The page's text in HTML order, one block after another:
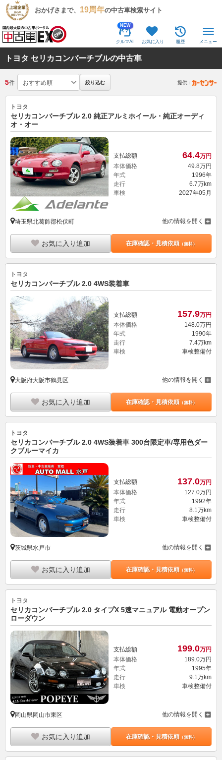
おかげさまで、 19周年の中古車検索サイト
NEW
クルマAI お気に入り 履歴 メニュー
トヨタ セリカコンバーチブルの中古車
5件 絞り込む 提供：
トヨタ
セリカコンバーチブル 2.0 純正アルミホイール・純正オーディ
オ・オー
支払総額 64.4万円
本体価格
49. 8万円
年式
1996年
走行
6.7万km
車検
2027年05月
埼玉県北葛飾郡松伏町 他の情報を開く
お気に入り追加 在庫確認・見積依頼（無料）
トヨタ
セリカコンバーチブル 2.0 4WS装着車
支払総額 157.9万円
本体価格
148.0万円
年式
1990年
走行
7.4万km
車検
車検整備付
大阪府大阪市鶴見区 他の情報を開く
お気に入り追加 在庫確認・見積依頼（無料）
トヨタ
セリカコンバーチブル 2.0 4WS装着車 300台限定車/専用色ダー
クブルーマイカ
支払総額 137.0万円
本体価格
127. 0万円
年式
1992年
走行
8.1万km
車検
車検整備付
茨城県水戸市 他の情報を開く
お気に入り追加 在庫確認・見積依頼（無料）
トヨタ
セリカコンバーチブル 2.0 タイプX 5速マニュアル 電動オープン
ローダウン
支払総額 199.0万円
本体価格
189.0万円
年式
1995年
走行
9.1万km
車検
車検整備付
岡山県岡山市東区 他の情報を開く
お気に入り追加 在庫確認・見積依頼（無料）